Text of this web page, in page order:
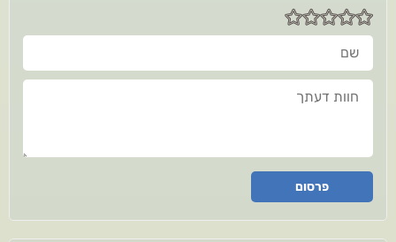
שם
חוות דעתך
פרסום